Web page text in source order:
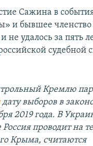
Сажина в
и бывшее
не удалось за пять
судебной
Кремлю
дату выборов в
2019 года. В
проводит на
Крыма, считаются